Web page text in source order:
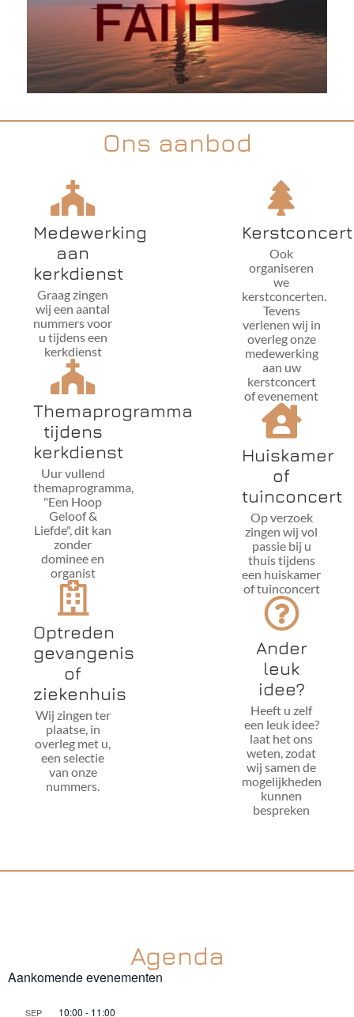
Ons aanbod
Medewerking
aan
kerkdienst
Graag zingen
wij een aantal
nummers voor
u tijdens een
kerkdienst
Themaprogramma
tijdens
kerkdienst
Uur vullend
themaprogramma,
"Een Hoop
Geloof &
Liefde", dit kan
zonder
dominee en
organist
Optreden
gevangenis
of
ziekenhuis
Wij zingen ter
plaatse, in
overleg met u,
een selectie
van onze
nummers.
Kerstconcert
Ook
organiseren
we
kerstconcerten.
Tevens
verlenen wij in
overleg onze
medewerking
aan uw
kerstconcert
of evenement
Huiskamer
of
tuinconcert
Op verzoek
zingen wij vol
passie bij u
thuis tijdens
een huiskamer
of tuinconcert
Ander
leuk
idee?
Heeft u zelf
een leuk idee?
laat het ons
weten, zodat
wij samen de
mogelijkheden
kunnen
bespreken
Agenda
Aankomende evenementen
SEP 10:00 - 11:00